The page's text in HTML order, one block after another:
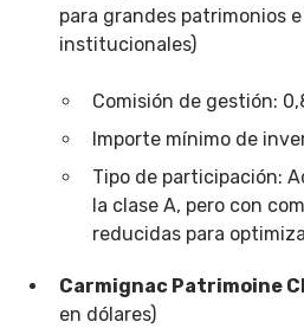
para grandes patrimonios
institucionales)
Comisión de gestión:
Importe mínimo de
Tipo de participación:
la clase A, pero con
reducidas para
Carmignac Patrimoine
en dólares)